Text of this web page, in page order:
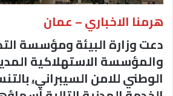
هرمنا الاخباري – عمان
دعت وزارة البيئة ومؤسسة
والمؤسسة الاستهلاكية
الوطني للامن السيبراني،ٍ